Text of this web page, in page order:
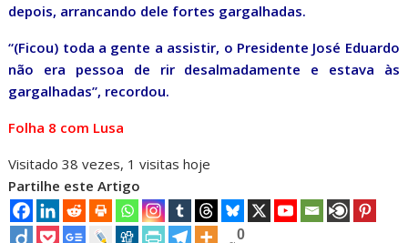
depois, arrancando dele fortes gargalhadas.
“(Ficou) toda a gente a assistir, o Presidente José Eduardo
não era pessoa de rir desalmadamente e estava às
gargalhadas”, recordou.
Folha 8 com Lusa
Visitado 38 vezes, 1 visitas hoje
Partilhe este Artigo
0